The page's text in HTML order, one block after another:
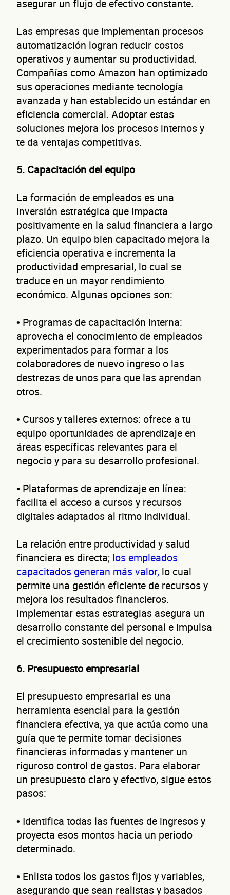
asegurar un flujo de efectivo constante.
Las empresas que implementan procesos
automatización logran reducir costos
operativos y aumentar su productividad.
Compañías como Amazon han optimizado
sus operaciones mediante tecnología
avanzada y han establecido un estándar en
eficiencia comercial. Adoptar estas
soluciones mejora los procesos internos y
te da ventajas competitivas.
5. Capacitación del equipo
La formación de empleados es una
inversión estratégica que impacta
positivamente en la salud financiera a largo
plazo. Un equipo bien capacitado mejora la
eficiencia operativa e incrementa la
productividad empresarial, lo cual se
traduce en un mayor rendimiento
económico. Algunas opciones son:
• Programas de capacitación interna:
aprovecha el conocimiento de empleados
experimentados para formar a los
colaboradores de nuevo ingreso o las
destrezas de unos para que las aprendan
otros.
• Cursos y talleres externos: ofrece a tu
equipo oportunidades de aprendizaje en
áreas específicas relevantes para el
negocio y para su desarrollo profesional.
• Plataformas de aprendizaje en línea:
facilita el acceso a cursos y recursos
digitales adaptados al ritmo individual.
La relación entre productividad y salud
financiera es directa; los empleados
capacitados generan más valor, lo cual
permite una gestión eficiente de recursos y
mejora los resultados financieros.
Implementar estas estrategias asegura un
desarrollo constante del personal e impulsa
el crecimiento sostenible del negocio.
6. Presupuesto empresarial
El presupuesto empresarial es una
herramienta esencial para la gestión
financiera efectiva, ya que actúa como una
guía que te permite tomar decisiones
financieras informadas y mantener un
riguroso control de gastos. Para elaborar
un presupuesto claro y efectivo, sigue estos
pasos:
• Identifica todas las fuentes de ingresos y
proyecta esos montos hacia un periodo
determinado.
• Enlista todos los gastos fijos y variables,
asegurando que sean realistas y basados
Autorización inmediata 100% autoservicio
Solicita aquí tulínea de liquidez
Esta es una conversación de 2 minutos, no un trámite
¿Cuánto factura tu negocio al año?
Esto nos ayuda a ofrecerte la línea de crédito correcta para tu negocio.
No te preocupes, evaluamos cada caso de forma integral.